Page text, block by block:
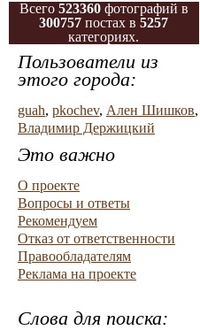
Всего 523360 фотографий в
300757 постах в5257
категориях.
Пользователи из
этого города:
guah, pkochev, Ален Шишков,
Владимир Держицкий
Это важно
О проекте
Вопросы и ответы
Рекомендуем
Отказ от ответственности
Правообладателям
Реклама на проекте
Слова для поиска: